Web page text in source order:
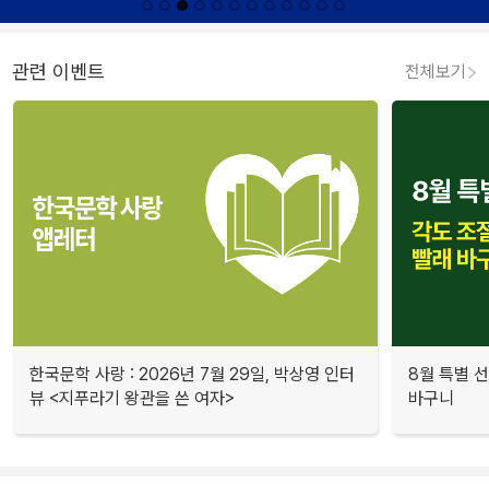
관련 이벤트 전체보기
한국문학 사랑 : 2026년 7월 29일, 박상영 인터
뷰 <지푸라기 왕관을 쓴 여자>
8월 특별
바구니